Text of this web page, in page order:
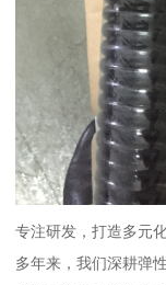
专注研发，打造多元
多年来，我们深耕弹